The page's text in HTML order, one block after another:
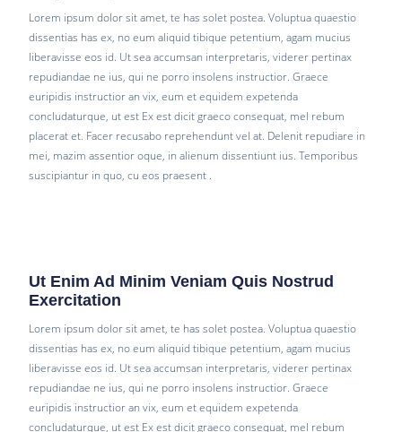
Lorem ipsum dolor sit amet, te has solet postea. Voluptua quaestio
dissentias has ex, no eum aliquid tibique petentium, agam mucius
liberavisse eos id. Ut sea accumsan interpretaris, viderer pertinax
repudiandae ne ius, qui ne porro insolens instructior. Graece
euripidis instructior an vix, eum et equidem expetenda
concludaturque, ut est Ex est dicit graeco consequat, mel rebum
placerat et. Facer recusabo reprehendunt vel at. Delenit repudiare in
mei, mazim assentior oque, in alienum dissentiunt ius. Temporibus
suscipiantur in quo, cu eos praesent .
Ut Enim Ad Minim Veniam Quis Nostrud
Exercitation
Lorem ipsum dolor sit amet, te has solet postea. Voluptua quaestio
dissentias has ex, no eum aliquid tibique petentium, agam mucius
liberavisse eos id. Ut sea accumsan interpretaris, viderer pertinax
repudiandae ne ius, qui ne porro insolens instructior. Graece
euripidis instructior an vix, eum et equidem expetenda
concludaturque, ut est Ex est dicit graeco consequat, mel rebum